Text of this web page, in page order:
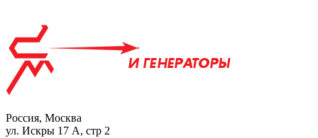
Россия, Москва
ул. Искры 17 А, стр 2